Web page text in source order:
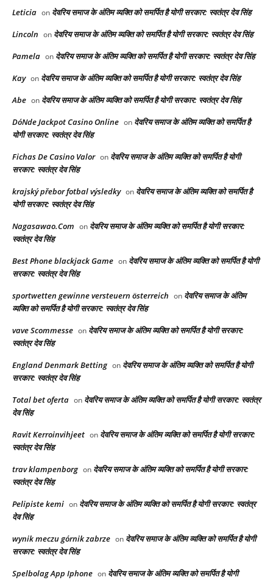
Leticia on देवरिय समाज के अंतिम व्यक्ति को समर्पित है योगी सरकार: स्वतंत्र देव सिंह
Lincoln on देवरिय समाज के अंतिम व्यक्ति को समर्पित है योगी सरकार: स्वतंत्र देव सिंह
Pamela on देवरिय समाज के अंतिम व्यक्ति को समर्पित है योगी सरकार: स्वतंत्र देव सिंह
Kay on देवरिय समाज के अंतिम व्यक्ति को समर्पित है योगी सरकार: स्वतंत्र देव सिंह
Abe on देवरिय समाज के अंतिम व्यक्ति को समर्पित है योगी सरकार: स्वतंत्र देव सिंह
DóNde Jackpot Casino Online on देवरिय समाज के अंतिम व्यक्ति को समर्पित है
योगी सरकार: स्वतंत्र देव सिंह
Fichas De Casino Valor on देवरिय समाज के अंतिम व्यक्ति को समर्पित है योगी
सरकार: स्वतंत्र देव सिंह
krajský přebor fotbal výsledky on देवरिय समाज के अंतिम व्यक्ति को समर्पित है
योगी सरकार: स्वतंत्र देव सिंह
Nagasawao.Com on देवरिय समाज के अंतिम व्यक्ति को समर्पित है योगी सरकार:
स्वतंत्र देव सिंह
Best Phone blackjack Game on देवरिय समाज के अंतिम व्यक्ति को समर्पित है योगी
सरकार: स्वतंत्र देव सिंह
sportwetten gewinne versteuern österreich on देवरिय समाज के अंतिम
व्यक्ति को समर्पित है योगी सरकार: स्वतंत्र देव सिंह
vave Scommesse on देवरिय समाज के अंतिम व्यक्ति को समर्पित है योगी सरकार:
स्वतंत्र देव सिंह
England Denmark Betting on देवरिय समाज के अंतिम व्यक्ति को समर्पित है योगी
सरकार: स्वतंत्र देव सिंह
Total bet oferta on देवरिय समाज के अंतिम व्यक्ति को समर्पित है योगी सरकार: स्वतंत्र
देव सिंह
Ravit Kerroinvihjeet on देवरिय समाज के अंतिम व्यक्ति को समर्पित है योगी सरकार:
स्वतंत्र देव सिंह
trav klampenborg on देवरिय समाज के अंतिम व्यक्ति को समर्पित है योगी सरकार:
स्वतंत्र देव सिंह
Pelipiste kemi on देवरिय समाज के अंतिम व्यक्ति को समर्पित है योगी सरकार: स्वतंत्र
देव सिंह
wynik meczu górnik zabrze on देवरिय समाज के अंतिम व्यक्ति को समर्पित है योगी
सरकार: स्वतंत्र देव सिंह
Spelbolag App Iphone on देवरिय समाज के अंतिम व्यक्ति को समर्पित है योगी